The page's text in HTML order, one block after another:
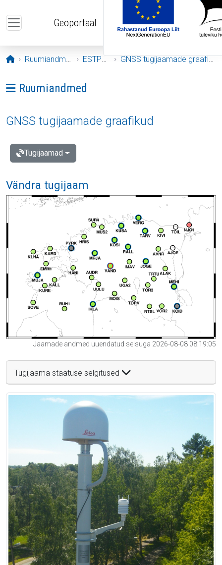
Geoportaal
Avaleht
Ruumiandmed ESTPOS GNSS tugijaamade graafikud
Ava menüü: Ruumiandmed
Ruumiandmed
GNSS tugijaamade graafikud
Tugijaamad
Vändra tugijaam
Jaamade andmed uuendatud seisuga 2026-08-08 08:19:05
Tugijaama staatuse selgitused